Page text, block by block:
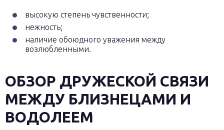
высокую степень чувственности;
нежность;
наличие обоюдного уважения между
возлюбленными.
ОБЗОР ДРУЖЕСКОЙ СВЯЗИ
МЕЖДУ БЛИЗНЕЦАМИ И
ВОДОЛЕЕМ